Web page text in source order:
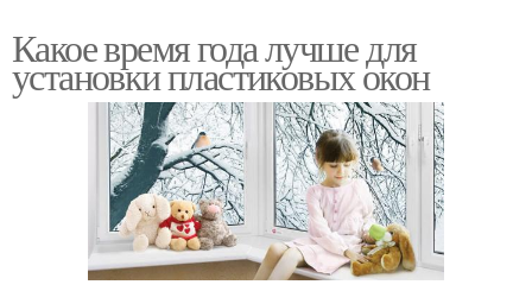
Какое время года лучше для
установки пластиковых окон